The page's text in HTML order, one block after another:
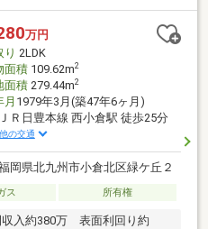
万円
り 2LDK
面積109.62m2
面積279.44m2
月 1979年3月(築47年6ヶ月)
ＪＲ日豊本線 西小倉駅 徒歩25分
の交通
岡県北九州市小倉北区緑ケ丘２
ス 所有権
入約380万 表面利回り約